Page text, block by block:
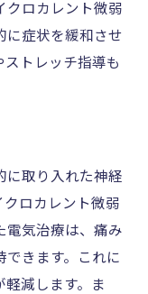
バイス
クロカレント微弱
に症状を緩和させ
トレッチ指導も
に取り入れた神経
ロカレント微弱
電気治療は、痛み
きます。これに
減します。ま